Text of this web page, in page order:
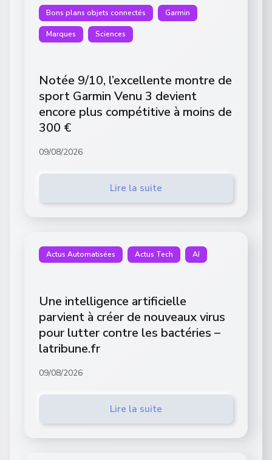
Bons plans objets connectés Garmin
Marques Sciences
Notée 9/10, l’excellente montre de
sport Garmin Venu 3 devient
encore plus compétitive à moins de
300 €
09/08/2026
Lire la suite
Actus Automatisées Actus Tech AI
Une intelligence artificielle
parvient à créer de nouveaux virus
pour lutter contre les bactéries –
latribune.fr
09/08/2026
Lire la suite